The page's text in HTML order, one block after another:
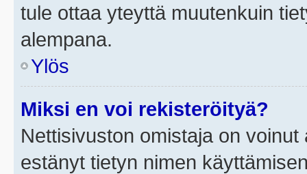
tule ottaa yteyttä muutenkuin
alempana.
Ylös
Miksi en voi rekisteröityä?
Nettisivuston omistaja on
estänyt tietyn nimen